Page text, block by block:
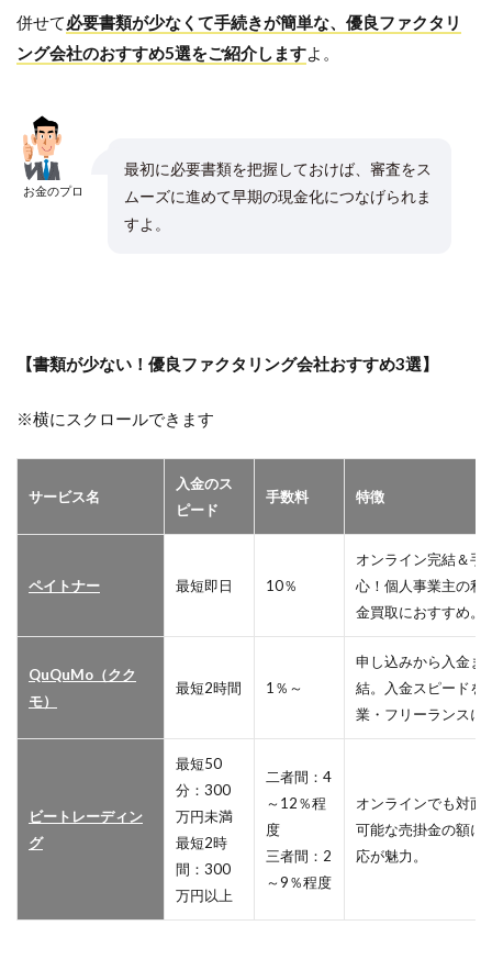
併せて必要書類が少なくて手続きが簡単な、優良ファクタリ
ング会社のおすすめ5選をご紹介します よ。
お金のプロ
最初に必要書類を把握しておけば、審査をス
ムーズに進めて早期の現金化につなげられま
すよ。
【書類が少ない！優良ファクタリング会社おすすめ3選】
※横にスクロールできます
サービス名
入金のス
ピード
手数料 特徴
ペイトナー 最短即日 10％
オンライン完結＆手
心！個人事業主の利
金買取におすすめ。
QuQuMo（クク
モ）
最短2時間 1％～
申し込みから入金ま
結。入金スピードを
業・フリーランスに
ビートレーディン
グ
最短50
分：300
万円未満
最短2時
間：300
万円以上
二者間：4
～12％程
度
三者間：2
～9％程度
オンラインでも対面
可能な売掛金の額に
応が魅力。